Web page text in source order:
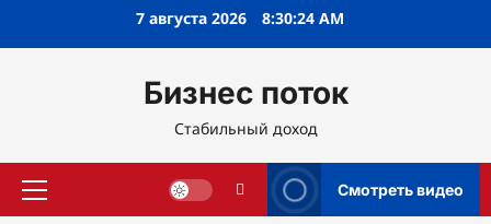
7 августа 2026 8:30:25 AM
Бизнес поток
Стабильный доход
Основное
Смотреть видео